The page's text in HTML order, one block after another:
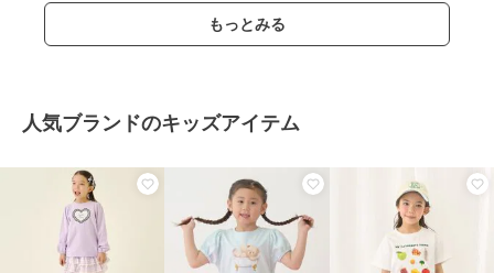
もっとみる
人気ブランドのキッズアイテム